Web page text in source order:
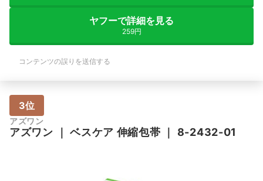
ヤフーで詳細を見る
259円
コンテンツの誤りを送信する
3位
アズワン
アズワン ｜ベスケア 伸縮包帯 ｜ 8-2432-01